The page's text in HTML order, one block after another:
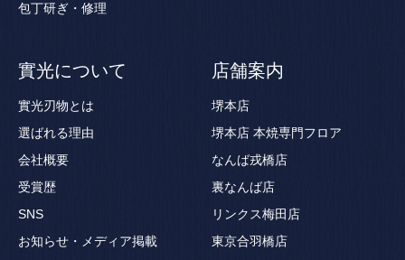
包丁研ぎ・修理
實光について
實光刃物とは
選ばれる理由
会社概要
受賞歴
SNS
お知らせ・メディア掲載
店舗案内
堺本店
堺本店 本焼専門フロア
なんば戎橋店
裏なんば店
リンクス梅田店
東京合羽橋店